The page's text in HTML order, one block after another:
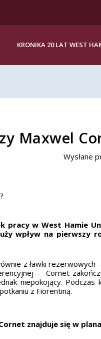
KRONIKA 20 LAT WEST
Maxwel
Wysłane
pracy w West Hamie
wpływ na
z ławki
– Cornet
niepokojący.
z Fiorentiną.
znajduje się w